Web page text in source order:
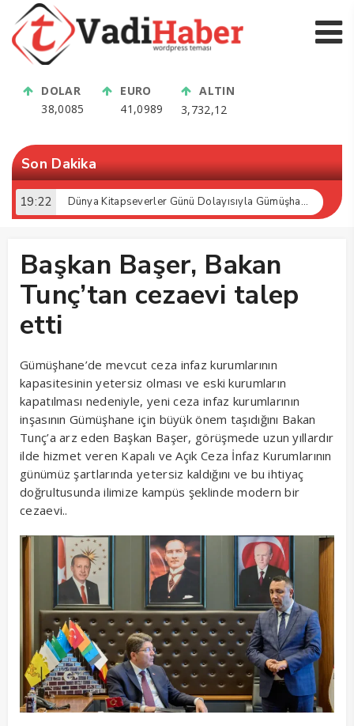
DOLAR
38,0085
EURO
41,0989
ALTIN
3,732,12
Son Dakika
19:22 Dünya Kitapseverler Günü Dolayısıyla Gümüşhane’de Kültür Buluşması Gerçekleştirildi
13:16 Bölgenin En Modern Tesisi Kelkit’te Açıldı: Üreticiye Büyük Müjde!
Başkan Başer, Bakan
Tunç’tan cezaevi talep
etti
Gümüşhane’de mevcut ceza infaz kurumlarının
kapasitesinin yetersiz olması ve eski kurumların
kapatılması nedeniyle, yeni ceza infaz kurumlarının
inşasının Gümüşhane için büyük önem taşıdığını Bakan
Tunç’a arz eden Başkan Başer, görüşmede uzun yıllardır
ilde hizmet veren Kapalı ve Açık Ceza İnfaz Kurumlarının
günümüz şartlarında yetersiz kaldığını ve bu ihtiyaç
doğrultusunda ilimize kampüs şeklinde modern bir
cezaevi..